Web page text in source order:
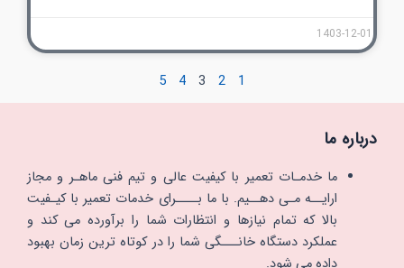
1403-12-01
1
2
3
4
5
درباره ما
ما خدمـات تعمیر با کیفیت عالی و تیم فنی ماهـر و مجاز
ارایــه مـی دهــیم. با ما بــــرای خدمات تعمیر با کیـفیت
بالا که تمام نیازها و انتظارات شما را برآورده می کند و
عملکرد دستگاه خانـــگی شما را در کوتاه ترین زمان بهبود
داده می شود.